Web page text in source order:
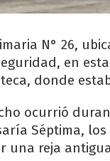
N° 26,
en
donde
ocurrió
Séptima,
una reja